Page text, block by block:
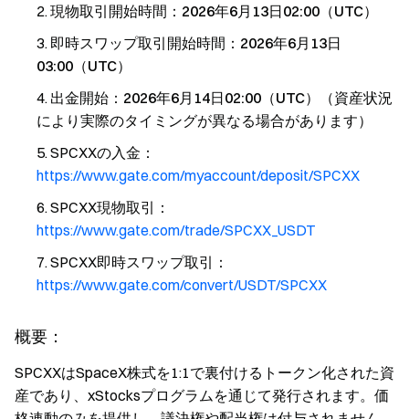
現物取引開始時間： 2026年6月13日02:00（UTC）
即時スワップ取引開始時間： 2026年6月13日
03:00（UTC）
出金開始： 2026年6月14日02:00（UTC）（資産状況
により実際のタイミングが異なる場合があります）
SPCXXの入金：
https://www.gate.com/myaccount/deposit/SPCXX
SPCXX現物取引：
https://www.gate.com/trade/SPCXX_USDT
SPCXX即時スワップ取引：
https://www.gate.com/convert/USDT/SPCXX
概要：
SPCXXはSpaceX株式を1:1で裏付けるトークン化された資
産であり、xStocksプログラムを通じて発行されます。価